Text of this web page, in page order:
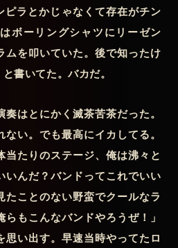
ラとかじゃなくて存在がチン
ボーリングシャツにリーゼン
ムを叩いていた。後で知ったけ
書いてた。バカだ。
はとにかく滅茶苦茶だった。
い。でも最高にイカしてる。
たりのステージ、俺は沸々と
いんだ？バンドってこれでいい
たことのない野蛮でクールなラ
もこんなバンドやろうぜ！」
思い出す。早速当時やってたロ